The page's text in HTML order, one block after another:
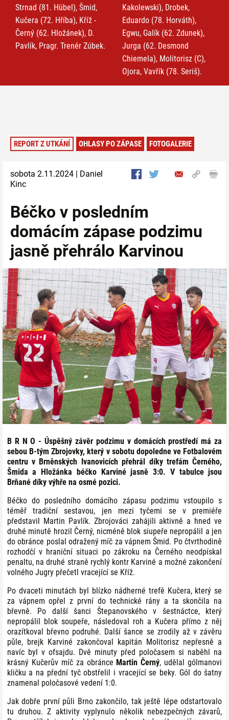
Strnad (81. Hübel), Šmid,
Kučera (72. Hříba), Kříž -
Černý (62. Hložánek), D.
Pavlík, Pragr. Trenér Zúbek.
Kakolewski), Drobek,
Eduardo (78. Horváth),
Egwu, Galík (62. Zdunek),
Jurga (62. Desmond
Chiemela), Molitorisz (C),
Ojora, Vavřík (78. Seriš).
REPORT Z UTKÁNÍ OHLASY PO ZÁPASE FOTOGALERIE
sobota 2.11.2024 | Daniel
Kinc
Béčko v posledním
domácím zápase podzimu
jasně přehrálo Karvinou
B R N O - Úspěšný závěr podzimu v domácích prostředí má za
sebou B-tým Zbrojovky, který v sobotu dopoledne ve Fotbalovém
centru v Brněnských Ivanovicích přehrál díky trefám Černého,
Šmida a Hložánka béčko Karviné jasně 3:0. V tabulce jsou
Brňané díky výhře na osmé pozici.
Béčko do posledního domácího zápasu podzimu vstoupilo s
téměř tradiční sestavou, jen mezi tyčemi se v premiéře
představil Martin Pavlík. Zbrojováci zahájili aktivně a hned ve
druhé minutě hrozil Černý, nicméně blok siupeře nepropálil a jen
do obránce poslal odražený míč za vápnem Šmid. Po čtvrthodině
rozhodčí v hraniční situaci po zákroku na Černého neodpískal
penaltu, na druhé straně rychlý kontr Karviné a možné zakončení
volného Jugry přečetl vracející se Kříž.
Po dvaceti minutách byl blízko nádherné trefě Kučera, který se
za vápnem opřel z první do technické rány a ta skončila na
břevně. Po další šanci Štepanovského v šestnáctce, který
nepropálil blok soupeře, následoval roh a Kučera přímo z něj
orazítkoval břevno podruhé. Další šance se zrodily až v závěru
půle, brejk Karviné zakončoval kapitán Molitorisz nepřesně a
navíc byl v ofsajdu. Dvě minuty před poločasem si naběhl na
krásný Kučerův míč za obránce Martin Černý, udělal gólmanovi
kličku a na přední tyč obstřelil i vracející se beky. Gól do šatny
znamenal poločasové vedení 1:0.
Jak dobře první půli Brno zakončilo, tak ještě lépe odstartovalo
tu druhou. Z aktivity vyplynulo několik nebezpečných závarů,